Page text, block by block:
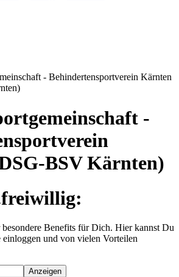
- Behindertensportverein Kärnten
-
BSV Kärnten)
Benefits für Dich. Hier kannst Du
und von vielen Vorteilen
Anzeigen